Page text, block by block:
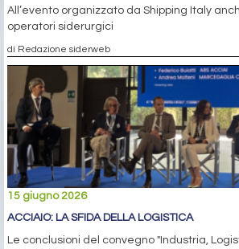
All’evento organizzato da Shipping Italy
operatori siderurgici
di Redazione siderweb
15 giugno 2026
ACCIAIO: LA SFIDA DELLA LOGISTICA
Le conclusioni del convegno "Industria,